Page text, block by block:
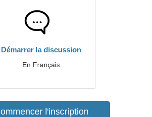
Démarrer la discussion
En Français
l'inscription